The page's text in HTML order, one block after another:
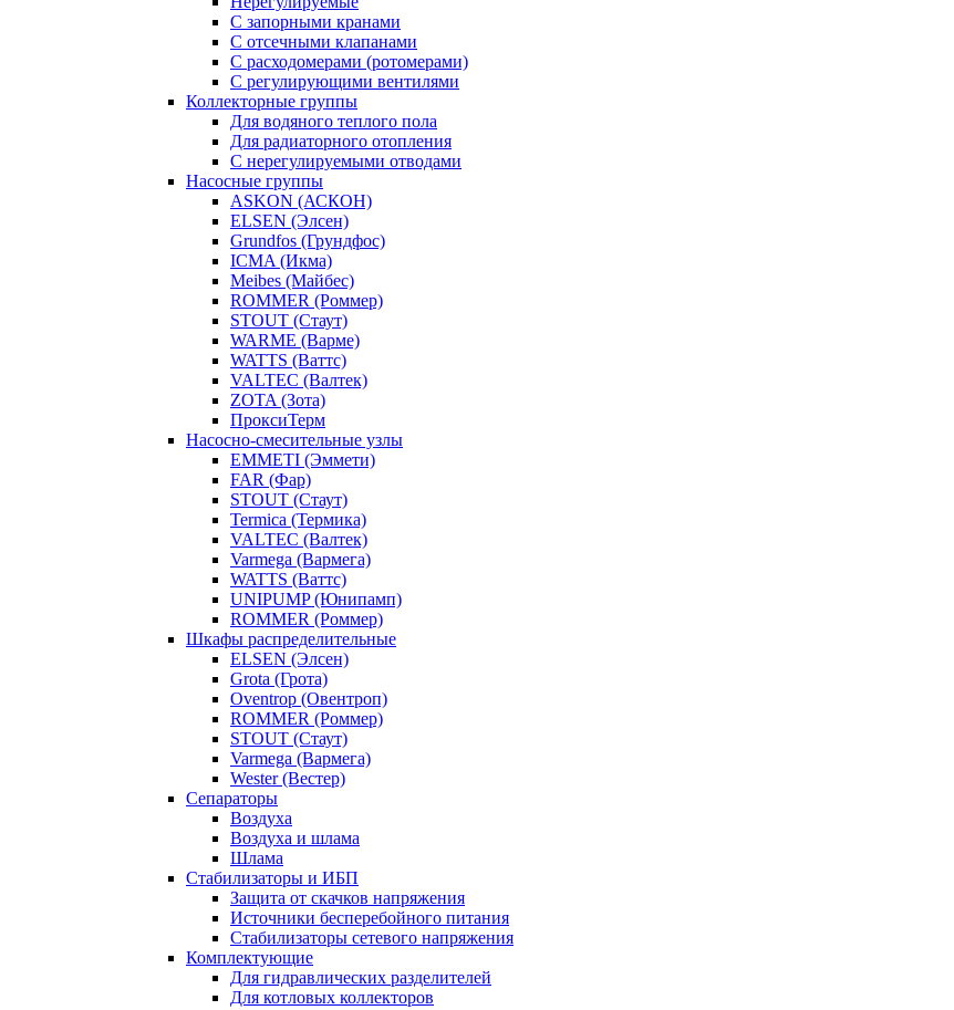
С запорными кранами
С отсечными клапанами
С расходомерами (ротомерами)
С регулирующими вентилями
Коллекторные группы
Для водяного теплого пола
Для радиаторного отопления
С нерегулируемыми отводами
Насосные группы
ASKON (АСКОН)
ELSEN (Элсен)
Grundfos (Грундфос)
ICMA (Икма)
Meibes (Майбес)
ROMMER (Роммер)
STOUT (Стаут)
WARME (Варме)
WATTS (Ваттс)
VALTEC (Валтек)
ZOTA (Зота)
ПроксиТерм
Насосно-смесительные узлы
EMMETI (Эммети)
FAR (Фар)
STOUT (Стаут)
Termica (Термика)
VALTEC (Валтек)
Varmega (Вармега)
WATTS (Ваттс)
UNIPUMP (Юнипамп)
ROMMER (Роммер)
Шкафы распределительные
ELSEN (Элсен)
Grota (Грота)
Oventrop (Овентроп)
ROMMER (Роммер)
STOUT (Стаут)
Varmega (Вармега)
Wester (Вестер)
Сепараторы
Воздуха
Воздуха и шлама
Шлама
Стабилизаторы и ИБП
Защита от скачков напряжения
Источники бесперебойного питания
Стабилизаторы сетевого напряжения
Комплектующие
Для гидравлических разделителей
Для котловых коллекторов